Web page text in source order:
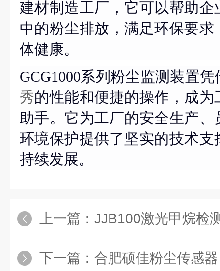
建材制造工厂，它可以帮助
中的粉尘排放，满足环保要
体健康。
GCG1000系列粉尘监测装置
秀的性能和便捷的操作，成
助手。它为工厂的安全生产
环境保护提供了坚实的技术
持续发展。
上一篇： JJB100激光甲烷检测报
下一篇： 合肥硕佳粉尘传感器，